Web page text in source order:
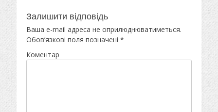
Залишити відповідь
Ваша e-mail адреса не оприлюднюватиметься.
Обов’язкові поля позначені *
Коментар